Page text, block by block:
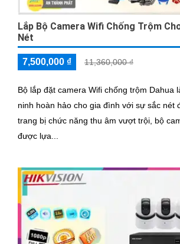
Lắp Bộ Camera Wifi Chống Trộm
Nét
7,500,000 ₫ 11,360,000 ₫
Bộ lắp đặt camera Wifi chống trộm Dahua
ninh hoàn hảo cho gia đình với sự sắc nét đỉnh
trang bị chức năng thu âm vượt trội, bộ
được lựa...